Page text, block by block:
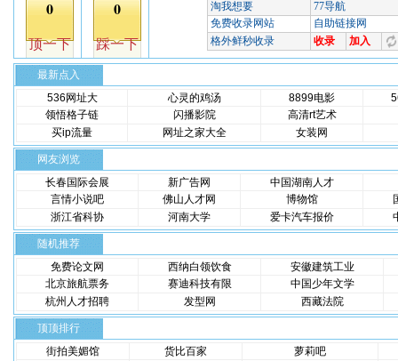
最新点入
536网址大
心灵的鸡汤 8899电影
领悟格子链
闪播影院
高清rt艺术
买ip流量
网址之家大全 女装网
网友浏览
长春国际会展
新广告网
中国湖南人才
言情小说吧
佛山人才网 博物馆
浙江省科协
河南大学 爱卡汽车报价
随机推荐
免费论文网
西纳白领饮食
安徽建筑工业
北京旅航票务
赛迪科技有限
中国少年文学
杭州人才招聘
发型网 西藏法院
顶顶排行
街拍美媚馆
货比百家
萝莉吧